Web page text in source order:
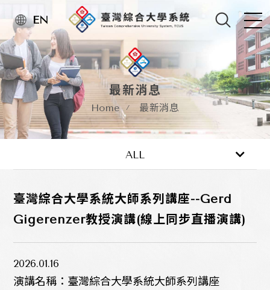
EN
最新消息
Home 最新消息
ALL
臺灣綜合大學系統大師系列講座--Gerd
Gigerenzer教授演講(線上同步直播演講)
2026.01.16
演講名稱：臺灣綜合大學系統大師系列講座